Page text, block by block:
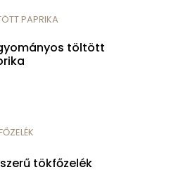
PAPRIKA
töltött
tökfőzelék